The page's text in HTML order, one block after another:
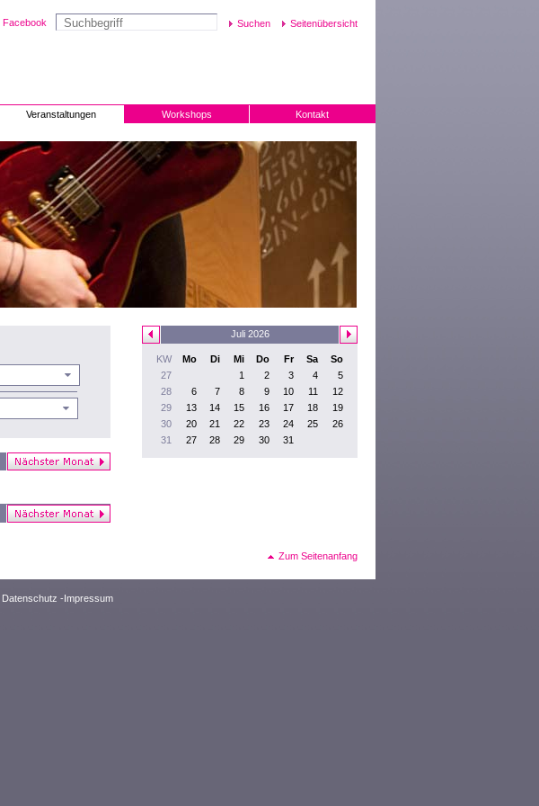
Facebook Seitenübersicht
Veranstaltungen Workshops Kontakt
Juli 2026
KW Mo Di Mi Do Fr Sa
So
27
1 2 3 4
5
28
6 7 8 9 10 11
12
29
13 14 15 16 17 18
19
30
20 21 22 23 24 25
26
31
27 28 29 30 31
Zum Seitenanfang
Datenschutz -Impressum